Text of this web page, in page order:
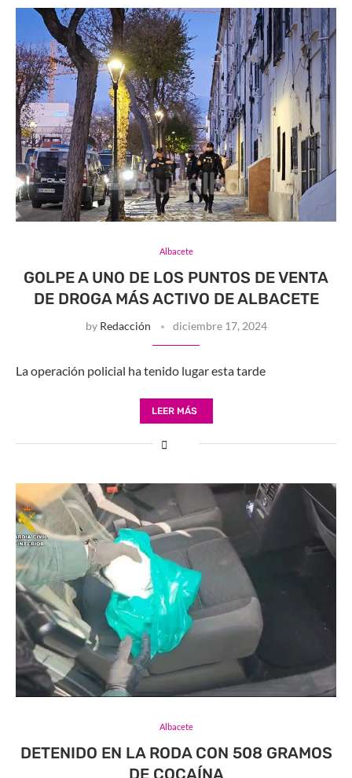
Albacete
GOLPE A UNO DE LOS PUNTOS DE VENTA
DE DROGA MÁS ACTIVO DE ALBACETE
by Redacción diciembre 17, 2024
La operación policial ha tenido lugar esta tarde
LEER MÁS
Albacete
DETENIDO EN LA RODA CON 508 GRAMOS
DE COCAÍNA